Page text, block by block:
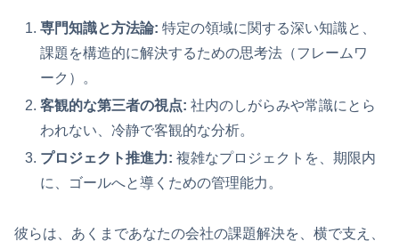
専門知識と方法論: 特定の領域に関する深い知識と、
課題を構造的に解決するための思考法（フレームワ
ーク）。
客観的な第三者の視点: 社内のしがらみや常識にとら
われない、冷静で客観的な分析。
プロジェクト推進力: 複雑なプロジェクトを、期限内
に、ゴールへと導くための管理能力。
彼らは、あくまであなたの会社の課題解決を、横で支え、